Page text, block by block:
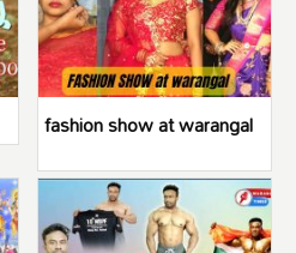
fashion show at warangal